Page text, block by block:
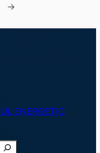
→
ENERGETIC